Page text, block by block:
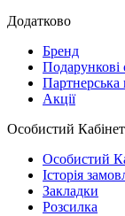
Додатково
Бренд
Подарункові
Партнерська
Акції
Особистий Кабінет
Особистий
Історія
Закладки
Розсилка